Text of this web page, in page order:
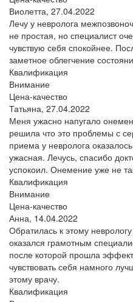
Виолетта, 27.04.2022
Лечу у невролога
не простая, но специалист
чувствую себя спокойнее.
заметное облегчение
Квалификация
Внимание
Цена-качество
Татьяна, 27.04.2022
Меня ужасно напугало
решила что это проблемы с
приема у невролога
ужасная. Лечусь, спасибо
успокоил. Онемение уже не
Квалификация
Внимание
Цена-качество
Анна, 14.04.2022
Обратилась к этому
оказался грамотным
после которой прошла
чувствовать себя намного
этому врачу.
Квалификация